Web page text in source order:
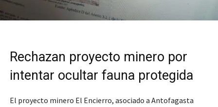
Rechazan proyecto minero por
intentar ocultar fauna protegida
El proyecto minero El Encierro, asociado a Antofagasta